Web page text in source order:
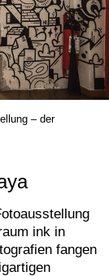
– der
ink in
fangen